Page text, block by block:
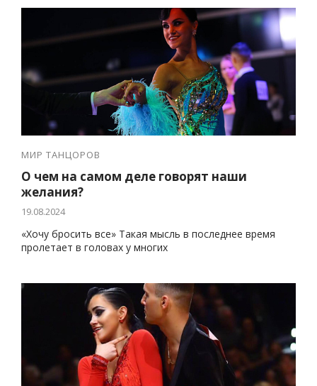
МИР ТАНЦОРОВ
О чем на самом деле говорят наши
желания?
19.08.2024
«Хочу бросить все» Такая мысль в последнее время
пролетает в головах у многих